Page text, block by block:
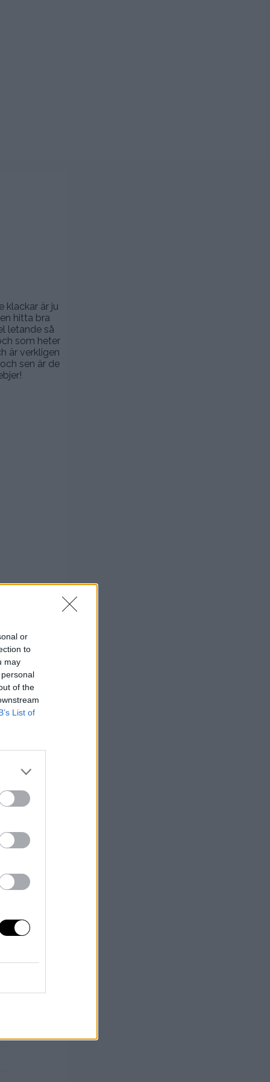
or
to
may
of the
List of
klackar är ju
hitta bra
letande så
som heter
är verkligen
sen är de